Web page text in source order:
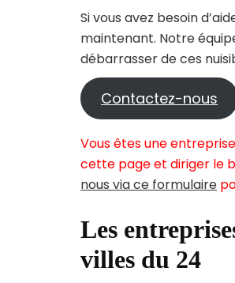
Si vous avez besoin
maintenant. Notre
débarrasser de ces
Contactez-nous
Vous êtes une
cette page et diriger le
nous via ce formulaire
Les
villes du 24